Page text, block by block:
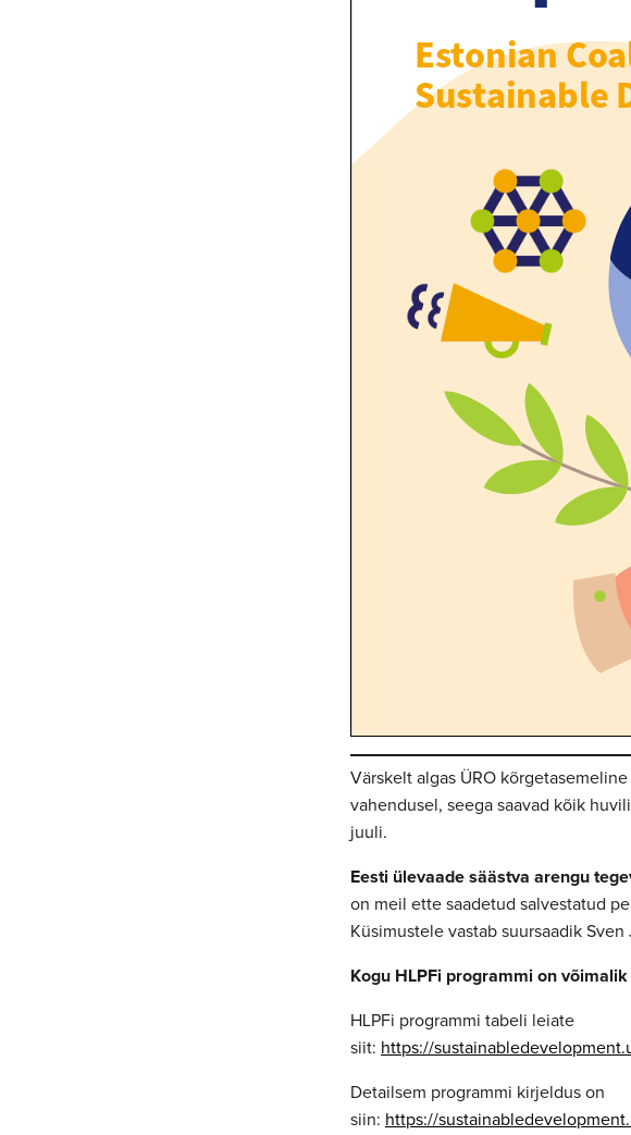
Värskelt algas ÜRO
vahendusel, seega saavad kõik
juuli.
Eesti ülevaade säästva arengu
on meil ette saadetud salvestatud
Küsimustele vastab suursaadik Sven
Kogu HLPFi programmi on
HLPFi programmi tabeli leiate
siit: https://
Detailsem programmi kirjeldus on
siin: https://